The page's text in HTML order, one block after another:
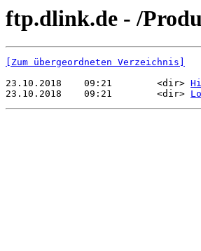
ftp.dlink.de - /
[Zum übergeordneten Verzeichnis]
23.10.2018    09:21        <dir>
23.10.2018    09:21        <dir>